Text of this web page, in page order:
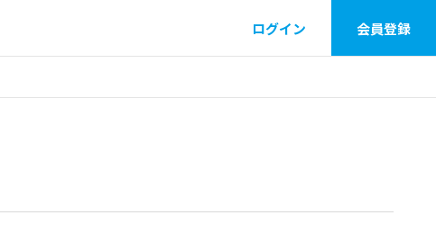
ログイン 会員登録